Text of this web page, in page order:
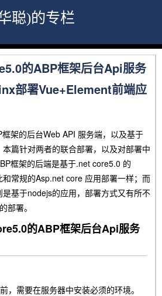
聪)的专栏
的ABP框架后台Api服务
部署Vue+Element前端应
架的后台Web API 服务端，以及基于
篇针对两者的联合部署，以及对部署中
框架的后端是基于.net core5.0 的
常规的Asp.net core 应用部署一样；而
基于nodejs的应用，部署方式又有所不
部署。
的ABP框架后台Api服务
，需要在服务器中安装必须的环境。